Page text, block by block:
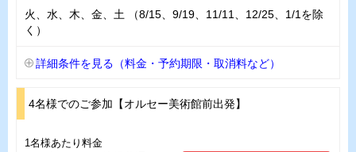
火、水、木、金、土 （8/15、9/19、11/11、12/25、1/1を除
く）
詳細条件を見る（料金・予約期限・取消料など）
4名様でのご参加【オルセー美術館前出発】
1名様あたり料金